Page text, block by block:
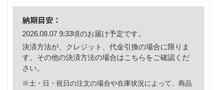
納期目安：
2026.08.07 9:33頃のお届け予定です。
決済方法が、クレジット、代金引換の場合に限りま
す。その他の決済方法の場合はこちら をご確認くだ
さい。
※土・日・祝日の注文の場合や在庫状況によって、商品